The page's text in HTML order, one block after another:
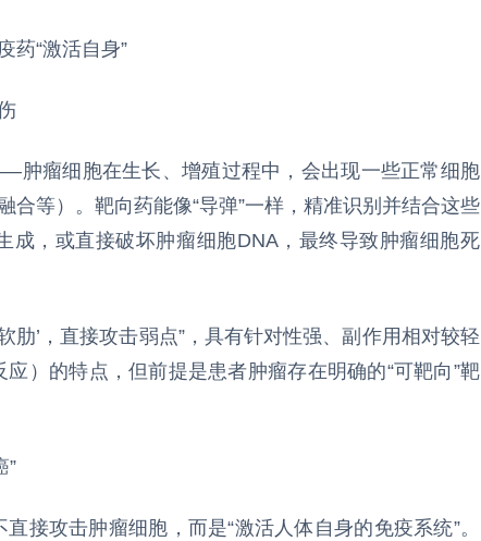
药“激活自身”
肿瘤细胞在生长、增殖过程中，会出现一些正常细胞
合等）。靶向药能像“导弹”一样，精准识别并结合这些
成，或直接破坏肿瘤细胞DNA，最终导致肿瘤细胞死
肋’，直接攻击弱点”，具有针对性强、副作用相对较轻
）的特点，但前提是患者肿瘤存在明确的“可靶向”靶
”
攻击肿瘤细胞，而是“激活人体自身的免疫系统”。